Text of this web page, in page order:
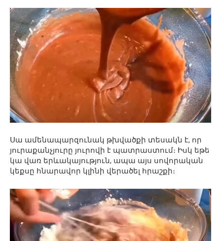
Սա ամենապարզունակ թխվածքի տեսակն է, որ
յուրաքանչյուրը յուրովի է պատրաստում։ Իսկ եթե
կա վառ երևակայություն, ապա այս սովորական
կեքսը հնարավոր կլինի վերածել հրաշքի։